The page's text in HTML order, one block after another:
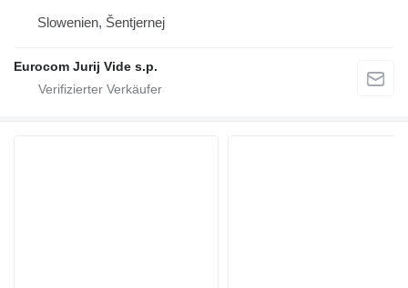
Slowenien, Šentjernej
Eurocom Jurij Vide s.p.